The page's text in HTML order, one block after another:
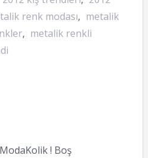
renk modası, metalik
, metalik renkli
! Boş